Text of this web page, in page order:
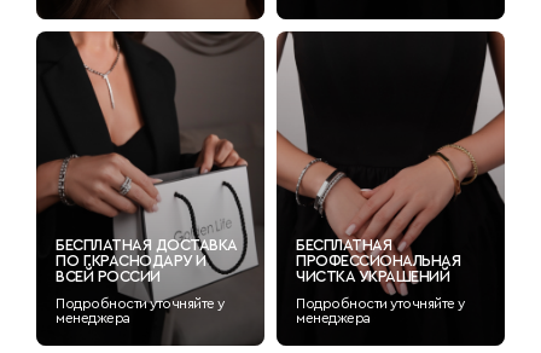
БЕСПЛАТНАЯ ДОСТАВКА
ПО Г.КРАСНОДАРУ И
ВСЕЙ РОССИИ
Подробности уточняйте у
менеджера
БЕСПЛАТНАЯ
ПРОФЕССИОНАЛЬНАЯ
ЧИСТКА УКРАШЕНИЙ
Подробности уточняйте у
менеджера